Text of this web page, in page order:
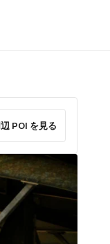
POI を見る